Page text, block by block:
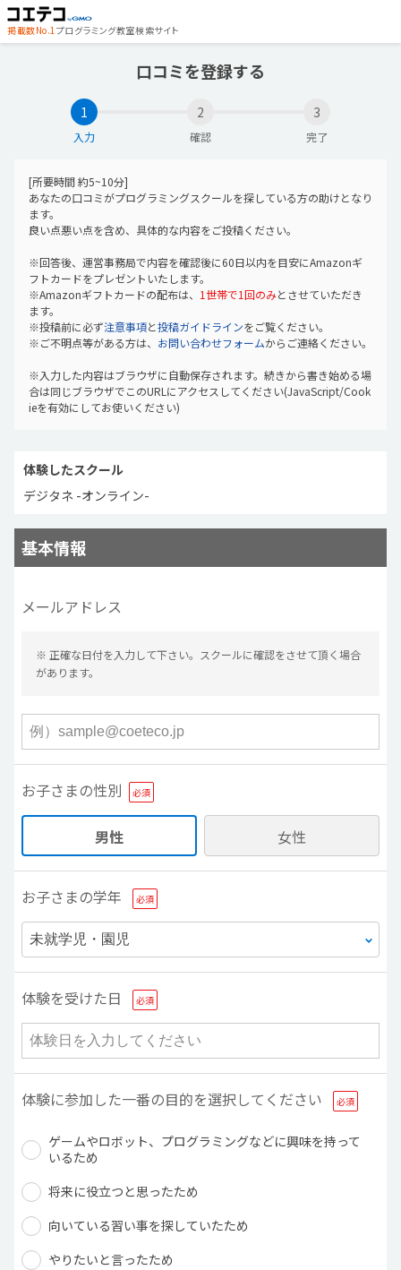
掲載数No.1プログラミング教室検索サイト
口コミを登録する
1
入力
2
確認
3
完了
[所要時間 約5~10分]
あなたの口コミがプログラミングスクールを探している方の助けとなり
ます。
良い点悪い点を含め、具体的な内容をご投稿ください。
※回答後、運営事務局で内容を確認後に60日以内を目安にAmazonギ
フトカードをプレゼントいたします。
※Amazonギフトカードの配布は、 1世帯で1回のみとさせていただき
ます。
※投稿前に必ず注意事項と投稿ガイドラインをご覧ください。
※ご不明点等がある方は、 お問い合わせフォームからご連絡ください。
※入力した内容はブラウザに自動保存されます。続きから書き始める場
合は同じブラウザでこのURLにアクセスしてください(JavaScript/Cook
ieを有効にしてお使いください)
体験したスクール
デジタネ -オンライン-
基本情報
メールアドレス
※ 正確な日付を入力して下さい。スクールに確認をさせて頂く場合
があります。
お子さまの性別
男性 女性
お子さまの学年
体験を受けた日
体験に参加した一番の目的を選択してください
ゲームやロボット、プログラミングなどに興味を持って
いるため
将来に役立つと思ったため
向いている習い事を探していたため
やりたいと言ったため